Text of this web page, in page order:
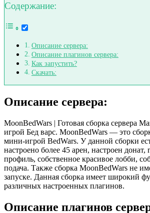
Содержание:
Описание сервера:
Описание плагинов сервера:
Как запустить?
Скачать:
Описание сервера:
MoonBedWars | Готовая сборка сервера
игрой Бед варс. MoonBedWars — это
мини-игрой BedWars. У данной сборки
настроено более 45 арен, настроен донат,
профиль, собственное красивое лобби,
подача. Также сборка MoonBedWars не
запуске. Данная сборка имеет широкий
различных настроенных плагинов.
Описание плагинов